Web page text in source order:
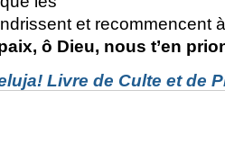
et recommencent
ô Dieu, nous t’en
Livre de Culte et de